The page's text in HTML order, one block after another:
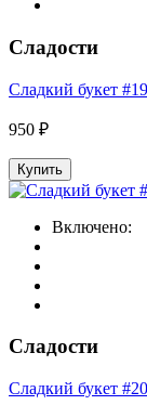
Сладости
Сладкий букет
950 ₽
Купить
Включено:
Сладости
Сладкий букет